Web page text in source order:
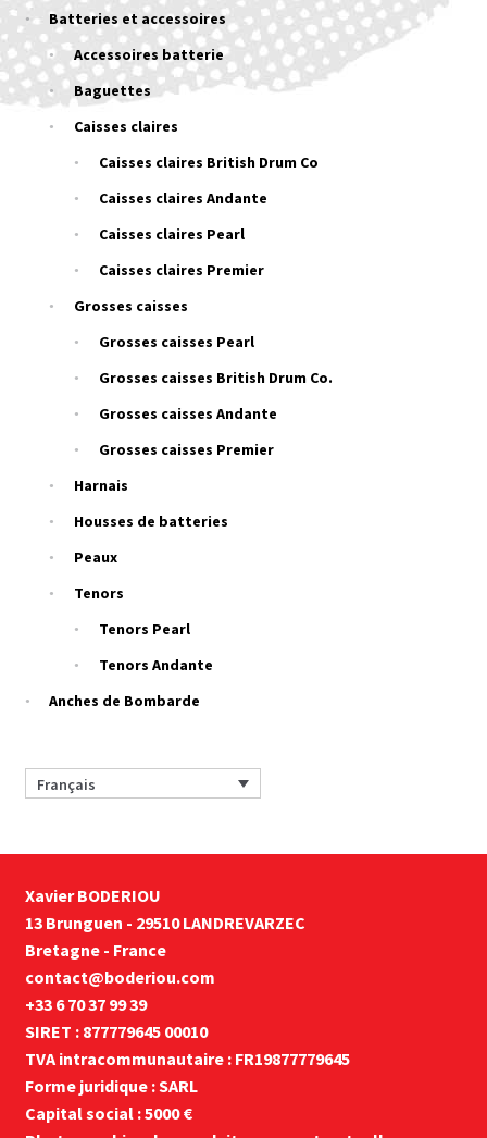
Batteries et accessoires
Accessoires batterie
Baguettes
Caisses claires
Caisses claires British Drum Co
Caisses claires Andante
Caisses claires Pearl
Caisses claires Premier
Grosses caisses
Grosses caisses Pearl
Grosses caisses British Drum Co.
Grosses caisses Andante
Grosses caisses Premier
Harnais
Housses de batteries
Peaux
Tenors
Tenors Pearl
Tenors Andante
Anches de Bombarde
Français
Xavier BODERIOU
13 Brunguen - 29510 LANDREVARZEC
Bretagne - France
contact@boderiou.com
+33 6 70 37 99 39
SIRET : 877779645 00010
TVA intracommunautaire : FR19877779645
Forme juridique : SARL
Capital social : 5000 €